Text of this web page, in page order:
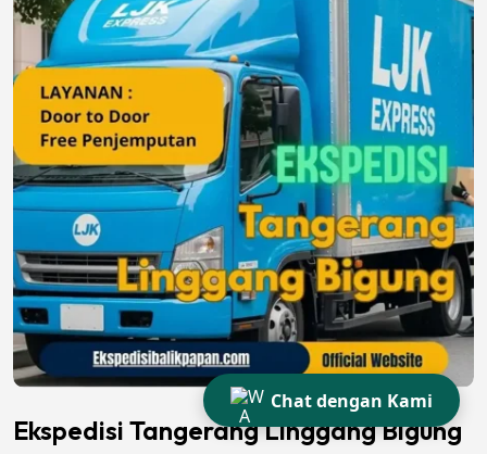
Ekspedisi Tangerang Linggang Bigung
Chat dengan Kami